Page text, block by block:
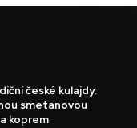
české kulajdy:
smetanovou
koprem